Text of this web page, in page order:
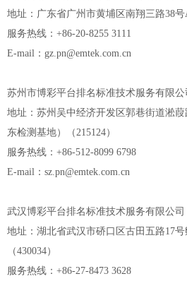
地址：广东省广州市黄埔区南翔三路38号
服务热线：+86-20-8255 3111
E-mail：gz.pn@emtek.com.cn
苏州市博彩平台排名标准技术服务有限公
地址：苏州吴中经济开发区郭巷街道淞
东检测基地）（215124）
服务热线：+86-512-8099 6798
E-mail：sz.pn@emtek.com.cn
武汉博彩平台排名标准技术服务有限公司
地址：湖北省武汉市硚口区古田五路17
（430034）
服务热线：+86-27-8473 3628